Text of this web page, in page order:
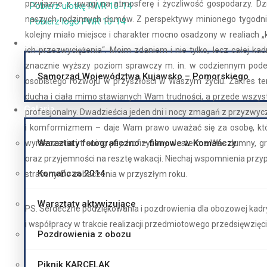
Pobierz ulotkę PWR 10-14
Pobierz logo PWR 10-14
Oferta
Samorząd Województwa Kujawsko – Pomorskiego
Galeria
Warsztaty fotograficzno – filmowe w Komańczy
Komańcza 2014
Warsztaty aktywizujące
Pozdrowienia z obozu
Piknik KARCELAK
Komańcza 2014
Warsztaty aktywizujące
Pozdrowienia z obozu
Piknik KARCELAK
Archiwum
OPP - Informacje
Krajowe Centrum Przeciwdziałania Uzależnieniom
przyjazne z uwagi na atmosferę i życzliwość gospodarzy.
naszych rodzinnych domów. Z perspektywy minionego
kolejny miało miejsce i charakter mocno osadzony w realiach
ich przezwyciężenia“. Moim zdaniem i nie tylko, lecz całej
znacznie wyższy poziom sprawczy m. in. w codziennym
osobistego rozwoju w przyszłości w Waszym życiu. Zakres
ducha i ciała mimo stawianych Wam trudności, a przede
profesjonalny. Dwadzieścia jeden dni i nocy zmagań z
i komformizmem – daje Wam prawo uważać się za osobę,
wyrzeczenia i trening psychofizyczny. Jestem z Was dumny,
oraz przyjemności na resztę wakacji. Niechaj wspomnienia
stracony. Do zobaczenia w przyszłym roku.
PS. Serdeczne podziękowania i pozdrowienia dla obozowej
i współpracy w trakcie realizacji przedmiotowego